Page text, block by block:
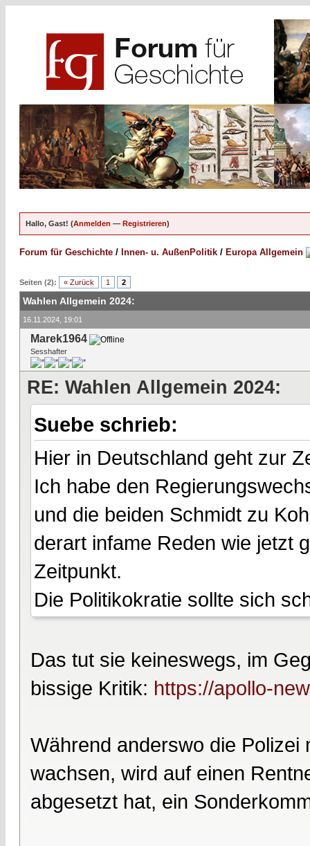
Hallo, Gast! (Anmelden — Registrieren)
Forum für Geschichte / Innen- u. AußenPolitik / Europa Allgemein
Seiten (2): « Zurück 1 2
Wahlen Allgemein 2024:
16.11.2024, 19:01
Marek1964
Sesshafter
RE: Wahlen Allgemein 2024:
Suebe schrieb:
Hier in Deutschland geht zur
Ich habe den
und die beiden Schmidt zu
derart infame Reden wie jetzt
Zeitpunkt.
Die Politikokratie sollte sich
Das tut sie keineswegs, im
bissige Kritik: https://apollo-
Während anderswo die
wachsen, wird auf einen
abgesetzt hat, ein